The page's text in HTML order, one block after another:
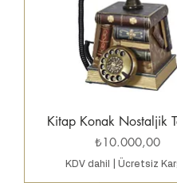
Kitap Konak Nostaljik
Fiyat
₺10.000,00
KDV dahil Ücretsiz